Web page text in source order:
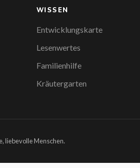
WISSEN
Entwicklungskarte
Lesenwertes
Familienhilfe
Kräutergarten
liebevolle Menschen.